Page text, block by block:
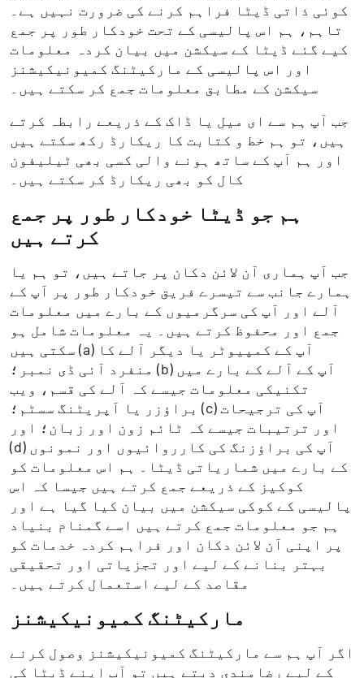
کوئی ذاتی ڈیٹا فراہم کرنے کی ضرورت نہیں ہے۔
تاہم، ہم اس پالیسی کے تحت خودکار طور پر جمع
کیے گئے ڈیٹا کے سیکشن میں بیان کردہ معلومات
اور اس پالیسی کے مارکیٹنگ کمیونیکیشنز
سیکشن کے مطابق معلومات جمع کر سکتے ہیں۔
جب آپ ہم سے ای میل یا ڈاک کے ذریعے رابطہ کرتے
ہیں، تو ہم خط و کتابت کا ریکارڈ رکھ سکتے ہیں
اور ہم آپ کے ساتھ ہونے والی کسی بھی ٹیلیفون
کال کو بھی ریکارڈ کر سکتے ہیں۔
ہم جو ڈیٹا خودکار طور پر جمع
کرتے ہیں
جب آپ ہماری آن لائن دکان پر جاتے ہیں، تو ہم یا
ہمارے جانب سے تیسرے فریق خودکار طور پر آپ کے
آلے اور آپ کی سرگرمیوں کے بارے میں معلومات
جمع اور محفوظ کرتے ہیں۔ یہ معلومات شامل ہو
سکتی ہیں (a) آپ کے کمپیوٹر یا دیگر آلے کا
منفرد آئی ڈی نمبر؛ (b) آپ کے آلے کے بارے میں
تکنیکی معلومات جیسے کہ آلے کی قسم، ویب
براؤزر یا آپریٹنگ سسٹم؛ (c) آپ کی ترجیحات
اور ترتیبات جیسے کہ ٹائم زون اور زبان؛ اور
(d) آپ کی براؤزنگ کی کارروائیوں اور نمونوں
کے بارے میں شماریاتی ڈیٹا۔ ہم اس معلومات کو
کوکیز کے ذریعے جمع کرتے ہیں جیسا کہ اس
پالیسی کے کوکی سیکشن میں بیان کیا گیا ہے اور
ہم جو معلومات جمع کرتے ہیں اسے گمنام بنیاد
پر اپنی آن لائن دکان اور فراہم کردہ خدمات کو
بہتر بنانے کے لیے اور تجزیاتی اور تحقیقی
مقاصد کے لیے استعمال کرتے ہیں۔
مارکیٹنگ کمیونیکیشنز
اگر آپ ہم سے مارکیٹنگ کمیونیکیشنز وصول کرنے
کے لیے رضامندی دیتے ہیں تو آپ اپنے ڈیٹا کی